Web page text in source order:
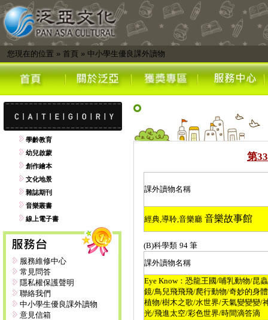
您現在的位置 » 首頁 » 中小學生優良課外讀物
學齡教育
幼兒啟蒙
創作繪本
文化地景
雜誌期刊
音樂叢書
線上電子書
服務維修中心
常見問答
隱私權保護聲明
聯絡我們
中小學生優良課外讀物
意見信箱
第33
課外讀物名稱
經典,導聆,音樂廳 音樂故事館
(B)科學類 94 筆
課外讀物名稱
Eye Know：恐龍王國/哺乳動物/昆
鏡/鳥兒飛飛飛/爬行動物/奇妙的身體
植物/樹木之歌/水世界/天氣變變變/
光/飛進太空/彩色世界/時間滴答滴